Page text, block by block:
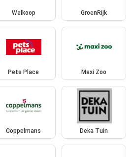
Welkoop GroenRijk
Pets Place Maxi Zoo
Coppelmans Deka Tuin